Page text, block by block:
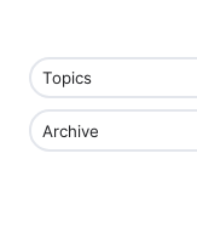
Topics
Archive